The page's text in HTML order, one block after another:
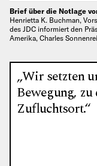
Brief über die Notlage
Henrietta K. Buchman,
des JDC informiert den
Amerika, Charles
„Wir setzten
Bewegung,
Zufluchtsort.“